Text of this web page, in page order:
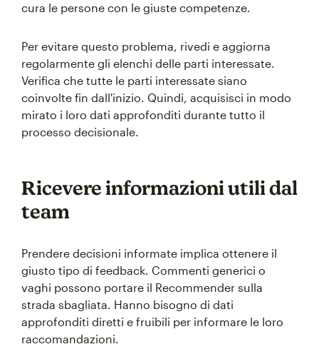
cura le persone con le giuste competenze.
Per evitare questo problema, rivedi e aggiorna
regolarmente gli elenchi delle parti interessate.
Verifica che tutte le parti interessate siano
coinvolte fin dall'inizio. Quindi, acquisisci in modo
mirato i loro dati approfonditi durante tutto il
processo decisionale.
Ricevere informazioni utili dal
team
Prendere decisioni informate implica ottenere il
giusto tipo di feedback. Commenti generici o
vaghi possono portare il Recommender sulla
strada sbagliata. Hanno bisogno di dati
approfonditi diretti e fruibili per informare le loro
raccomandazioni.